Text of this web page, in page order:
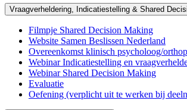
Vraagverheldering, Indicatiestelling & Shared
Filmpje Shared Decision Making
Website Samen Beslissen Nederland
Overeenkomst klinisch psycholoog/
Webinar Indicatiestelling en
Webinar Shared Decision Making
Evaluatie
Oefening (verplicht uit te werken bij